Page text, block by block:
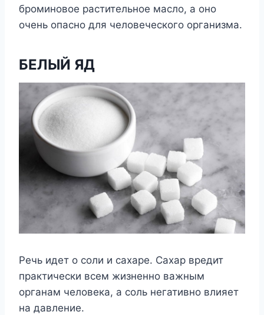
броминовое растительное масло, а оно
очень опасно для человеческого организма.
БЕЛЫЙ ЯД
Речь идет о соли и сахаре. Сахар вредит
практически всем жизненно важным
органам человека, а соль негативно влияет
на давление.